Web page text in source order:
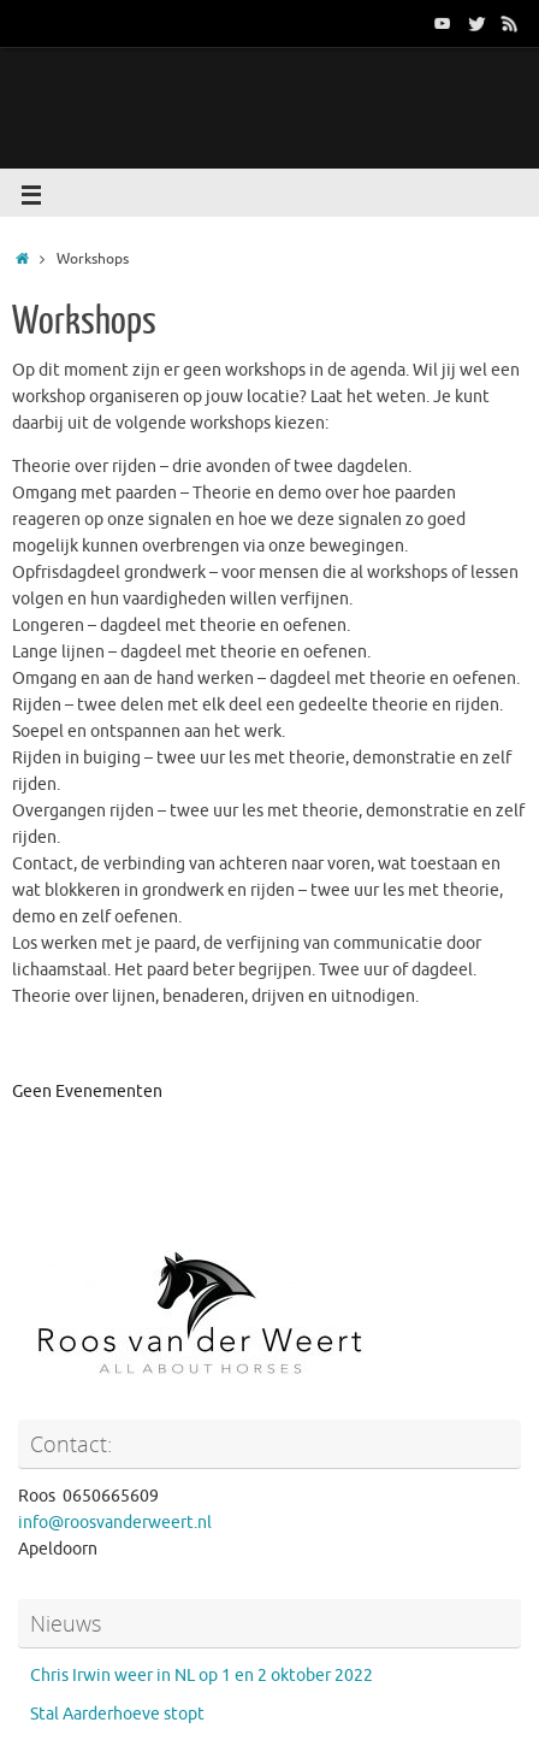
Workshops
Workshops
Op dit moment zijn er geen workshops in de agenda. Wil jij wel een
workshop organiseren op jouw locatie? Laat het weten. Je kunt
daarbij uit de volgende workshops kiezen:
Theorie over rijden – drie avonden of twee dagdelen.
Omgang met paarden – Theorie en demo over hoe paarden
reageren op onze signalen en hoe we deze signalen zo goed
mogelijk kunnen overbrengen via onze bewegingen.
Opfrisdagdeel grondwerk – voor mensen die al workshops of lessen
volgen en hun vaardigheden willen verfijnen.
Longeren – dagdeel met theorie en oefenen.
Lange lijnen – dagdeel met theorie en oefenen.
Omgang en aan de hand werken – dagdeel met theorie en oefenen.
Rijden – twee delen met elk deel een gedeelte theorie en rijden.
Soepel en ontspannen aan het werk.
Rijden in buiging – twee uur les met theorie, demonstratie en zelf
rijden.
Overgangen rijden – twee uur les met theorie, demonstratie en zelf
rijden.
Contact, de verbinding van achteren naar voren, wat toestaan en
wat blokkeren in grondwerk en rijden – twee uur les met theorie,
demo en zelf oefenen.
Los werken met je paard, de verfijning van communicatie door
lichaamstaal. Het paard beter begrijpen. Twee uur of dagdeel.
Theorie over lijnen, benaderen, drijven en uitnodigen.
Geen Evenementen
Contact:
Roos 0650665609
info@roosvanderweert.nl
Apeldoorn
Nieuws
Chris Irwin weer in NL op 1 en 2 oktober 2022
Stal Aarderhoeve stopt